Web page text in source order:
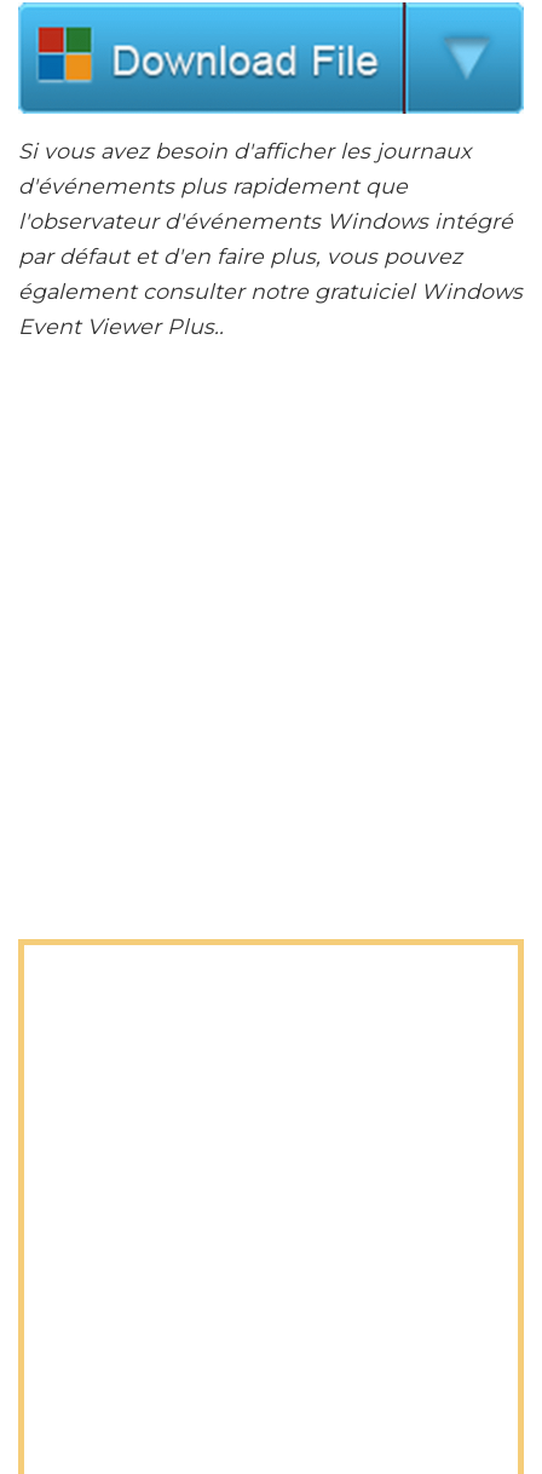
Si vous avez besoin d'afficher les journaux
d'événements plus rapidement que
l'observateur d'événements Windows intégré
par défaut et d'en faire plus, vous pouvez
également consulter notre gratuiciel Windows
Event Viewer Plus..